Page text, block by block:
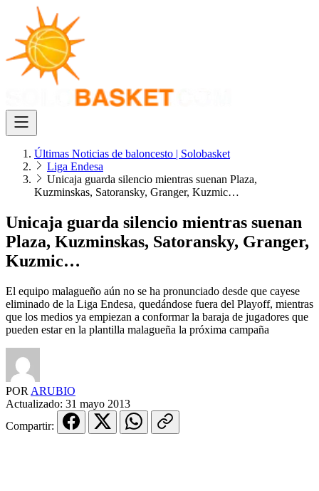
Últimas Noticias de baloncesto | Solobasket
Liga Endesa
Unicaja guarda silencio mientras suenan Plaza,
Kuzminskas, Satoransky, Granger, Kuzmic…
Unicaja guarda silencio mientras suenan
Plaza, Kuzminskas, Satoransky, Granger,
Kuzmic…
El equipo malagueño aún no se ha pronunciado desde que cayese
eliminado de la Liga Endesa, quedándose fuera del Playoff, mientras
que los medios ya empiezan a conformar la baraja de jugadores que
pueden estar en la plantilla malagueña la próxima campaña
POR ARUBIO
Actualizado: 31 mayo 2013
Compartir: